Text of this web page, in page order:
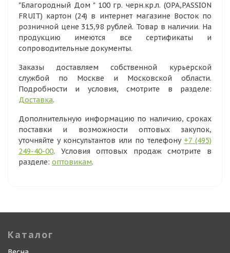
"Благородный Дом " 100 гр. черн.кр.л. (ОРА,PASSION
FRUIT) картон (24) в интернет магазине Восток по
розничной цене 315,98 рублей. Товар в наличии. На
продукцию имеются все сертификаты и
сопроводительные документы.
Заказы доставляем собственной курьерской
службой по Москве и Московской области.
Подробности и условия, смотрите в разделе:
Доставка.
Дополнительную информацию по наличию, сроках
поставки и возможности оптовых закупок,
уточняйте у консультантов или по телефону +7 (495)
249-40-00. Условия оптовых продаж смотрите в
разделе: оптовикам.
Каталог